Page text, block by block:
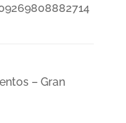
– Gran